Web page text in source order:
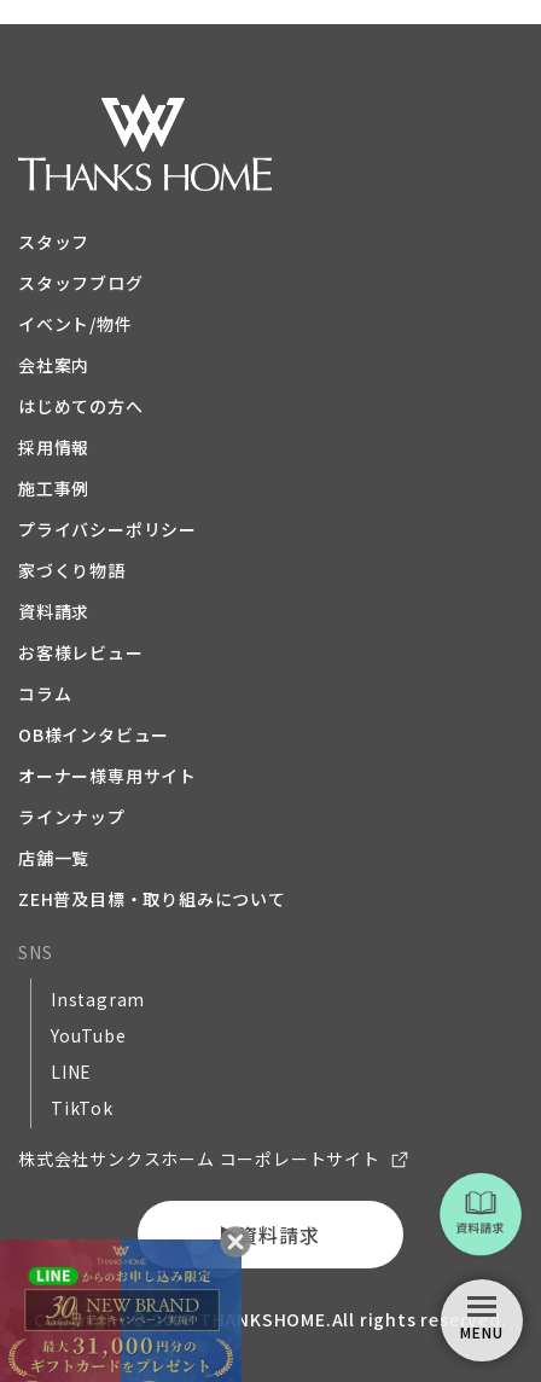
MENU
スタッフ
スタッフブログ
イベント/物件
会社案内
はじめての方へ
採用情報
施工事例
プライバシーポリシー
家づくり物語
資料請求
お客様レビュー
コラム
OB様インタビュー
オーナー様専用サイト
ラインナップ
店舗一覧
ZEH普及目標・取り組みについて
SNS
Instagram
YouTube
LINE
TikTok
株式会社サンクスホーム コーポレートサイト
資料請求
Copyright © 2018 THANKSHOME.All rights reserved.